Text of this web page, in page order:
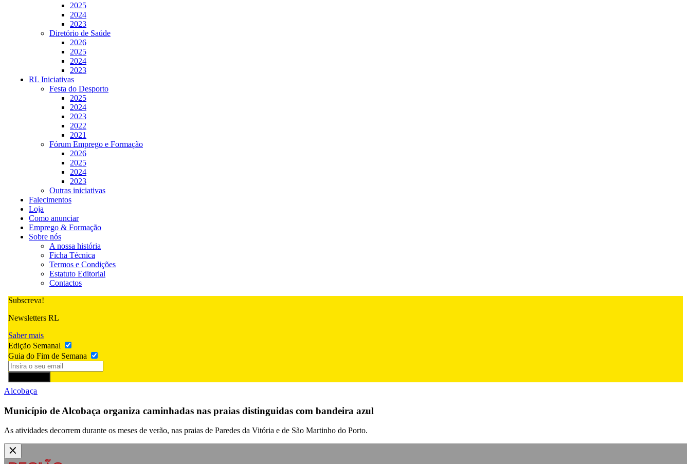
2025
2024
2023
Diretório de Saúde
2026
2025
2024
2023
RL Iniciativas
Festa do Desporto
2025
2024
2023
2022
2021
Fórum Emprego e Formação
2026
2025
2024
2023
Outras iniciativas
Falecimentos
Loja
Como anunciar
Emprego & Formação
Sobre nós
A nossa história
Ficha Técnica
Termos e Condições
Estatuto Editorial
Contactos
Subscreva!
Newsletters RL
Saber mais
Edição Semanal
Guia do Fim de Semana
Alcobaça
Município de Alcobaça organiza caminhadas nas praias distinguidas com bandeira azul
As atividades decorrem durante os meses de verão, nas praias de Paredes da Vitória e de São Martinho do Porto.